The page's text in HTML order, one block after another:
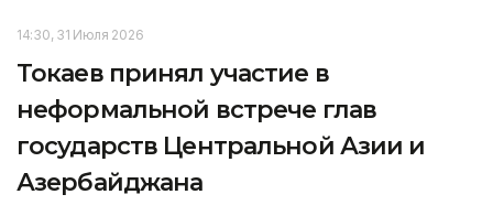
14:30, 31 Июля 2026
Токаев принял участие в
неформальной встрече глав
государств Центральной Азии и
Азербайджана